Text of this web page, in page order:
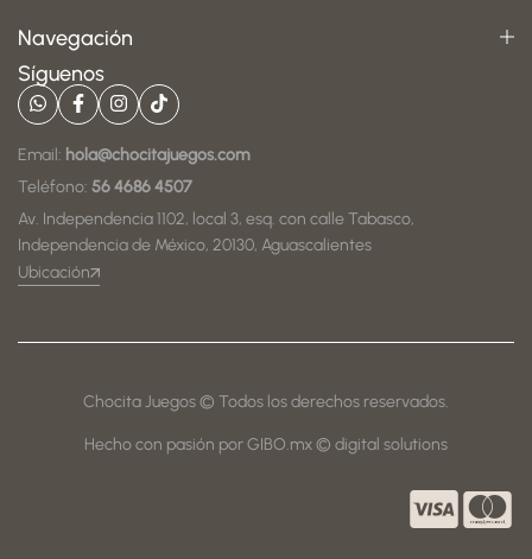
Navegación
Síguenos
Email: hola@chocitajuegos.com
Teléfono: 56 4686 4507
Av. Independencia 1102, local 3, esq. con calle Tabasco,
Independencia de México, 20130, Aguascalientes
Ubicación
Chocita Juegos © Todos los derechos reservados.
Hecho con pasión por GIBO.mx © digital solutions